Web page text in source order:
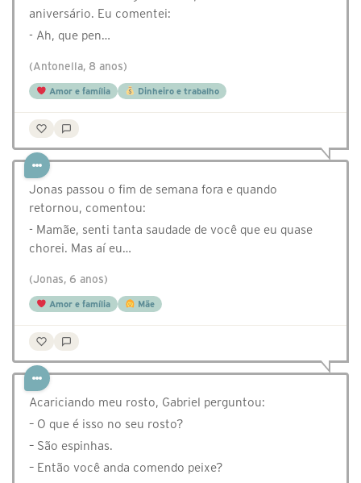
aniversário. Eu comentei:
- Ah, que pen…
(Antonella, 8 anos)
Amor e família Dinheiro e trabalho
Jonas passou o fim de semana fora e quando
retornou, comentou:
- Mamãe, senti tanta saudade de você que eu quase
chorei. Mas aí eu…
(Jonas, 6 anos)
Amor e família Mãe
Acariciando meu rosto, Gabriel perguntou:
– O que é isso no seu rosto?
– São espinhas.
– Então você anda comendo peixe?